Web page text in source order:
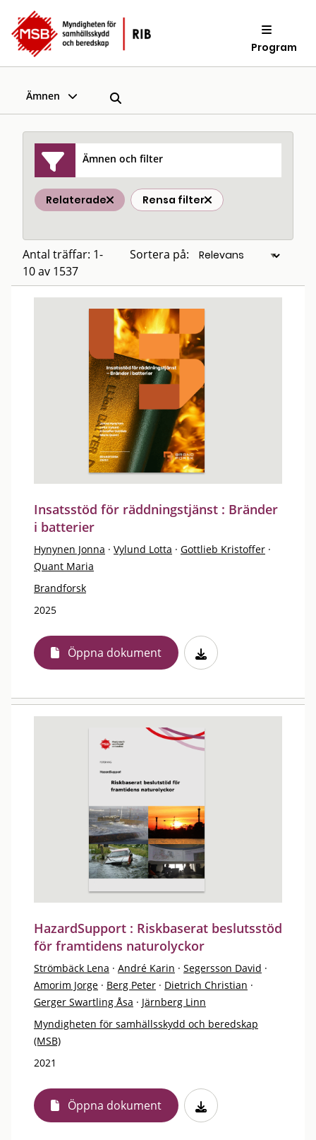
Program
Ämnen
Ämnen och filter
Relaterade Rensa filter
Antal träffar: 1-
10 av 1537
Sortera på:
Insatsstöd för räddningstjänst : Bränder
i batterier
Hynynen Jonna · Vylund Lotta · Gottlieb Kristoffer ·
Quant Maria
Brandforsk
2025
Öppna dokument
HazardSupport : Riskbaserat beslutsstöd
för framtidens naturolyckor
Strömbäck Lena · André Karin · Segersson David ·
Amorim Jorge · Berg Peter · Dietrich Christian ·
Gerger Swartling Åsa · Järnberg Linn
Myndigheten för samhällsskydd och beredskap
(MSB)
2021
Öppna dokument